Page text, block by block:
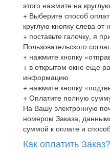
этого нажмите на
+ Выберите способ
круглую кнопку слева от
+ поставьте галочку, я
Пользовательского
+ нажмите кнопку
+ в открытом окне еще
информацию
+ нажмите кнопку
+ Оплатите полную
На Вашу электронную
номером Заказа,
суммой к оплате и
Как оплатить Заказ?